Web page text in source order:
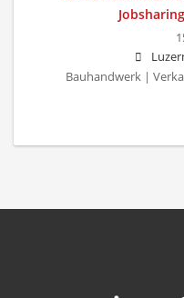
Bauhandwerk |